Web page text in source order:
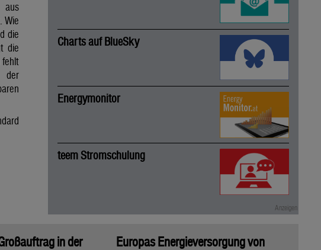
Wie
die
die
fehlt
der
Charts auf BlueSky
Energymonitor
teem Stromschulung
in der
Europas Energieversorgung von